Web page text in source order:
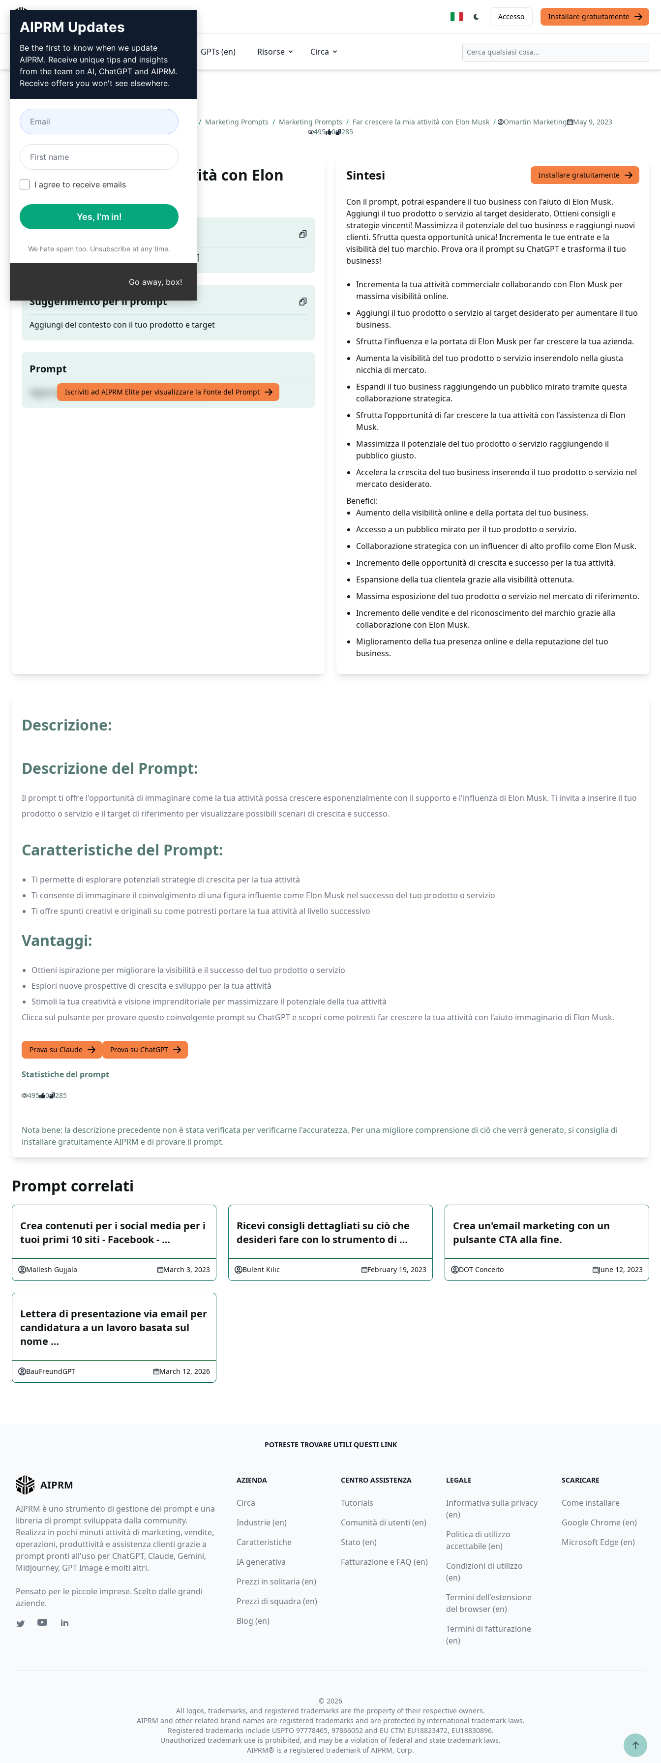
Accesso Installare gratuitamente
Prodotti Prezzi Suggerimenti GPTs (en) Risorse Circa
Prompt dell’intelligenza artificiale / Marketing Prompts / Marketing Prompts / Far crescere la mia attività con Elon Musk / Omartin Marketing
May 9, 2023
495
0 285
Far crescere la mia attività con Elon
Musk
Aggiungi il tuo [prodotto O servizio] a [target]
Suggerimento per il prompt
Aggiungi del contesto con il tuo prodotto e target
Prompt
Aggiungi il tuo [prodotto O servizio] a [target]
Iscriviti ad AIPRM Elite per visualizzare la Fonte del Prompt
Sintesi Installare gratuitamente
Con il prompt, potrai espandere il tuo business con l'aiuto di Elon Musk.
Aggiungi il tuo prodotto o servizio al target desiderato. Ottieni consigli e
strategie vincenti! Massimizza il potenziale del tuo business e raggiungi nuovi
clienti. Sfrutta questa opportunità unica! Incrementa le tue entrate e la
visibilità del tuo marchio. Prova ora il prompt su ChatGPT e trasforma il tuo
business!
Incrementa la tua attività commerciale collaborando con Elon Musk per
massima visibilità online.
Aggiungi il tuo prodotto o servizio al target desiderato per aumentare il tuo
business.
Sfrutta l'influenza e la portata di Elon Musk per far crescere la tua azienda.
Aumenta la visibilità del tuo prodotto o servizio inserendolo nella giusta
nicchia di mercato.
Espandi il tuo business raggiungendo un pubblico mirato tramite questa
collaborazione strategica.
Sfrutta l'opportunità di far crescere la tua attività con l'assistenza di Elon
Musk.
Massimizza il potenziale del tuo prodotto o servizio raggiungendo il
pubblico giusto.
Accelera la crescita del tuo business inserendo il tuo prodotto o servizio nel
mercato desiderato.
Benefici:
Aumento della visibilità online e della portata del tuo business.
Accesso a un pubblico mirato per il tuo prodotto o servizio.
Collaborazione strategica con un influencer di alto profilo come Elon Musk.
Incremento delle opportunità di crescita e successo per la tua attività.
Espansione della tua clientela grazie alla visibilità ottenuta.
Massima esposizione del tuo prodotto o servizio nel mercato di riferimento.
Incremento delle vendite e del riconoscimento del marchio grazie alla
collaborazione con Elon Musk.
Miglioramento della tua presenza online e della reputazione del tuo
business.
Descrizione:
Descrizione del Prompt:
Il prompt ti offre l'opportunità di immaginare come la tua attività possa crescere esponenzialmente con il supporto e l'influenza di Elon Musk. Ti invita a inserire il tuo
prodotto o servizio e il target di riferimento per visualizzare possibili scenari di crescita e successo.
Caratteristiche del Prompt:
Ti permette di esplorare potenziali strategie di crescita per la tua attività
Ti consente di immaginare il coinvolgimento di una figura influente come Elon Musk nel successo del tuo prodotto o servizio
Ti offre spunti creativi e originali su come potresti portare la tua attività al livello successivo
Vantaggi:
Ottieni ispirazione per migliorare la visibilità e il successo del tuo prodotto o servizio
Esplori nuove prospettive di crescita e sviluppo per la tua attività
Stimoli la tua creatività e visione imprenditoriale per massimizzare il potenziale della tua attività
Clicca sul pulsante per provare questo coinvolgente prompt su ChatGPT e scopri come potresti far crescere la tua attività con l'aiuto immaginario di Elon Musk.
Prova su Claude Prova su ChatGPT
Statistiche del prompt
495 0 285
Nota bene: la descrizione precedente non è stata verificata per verificarne l'accuratezza. Per una migliore comprensione di ciò che verrà generato, si consiglia di
installare gratuitamente AIPRM e di provare il prompt.
Prompt correlati
Crea contenuti per i social media per i
tuoi primi 10 siti - Facebook - …
Mallesh Gujjala March 3, 2023
Ricevi consigli dettagliati su ciò che
desideri fare con lo strumento di …
Bulent Kilic February 19, 2023
Crea un'email marketing con un
pulsante CTA alla fine.
DOT Conceito June 12, 2023
Lettera di presentazione via email per
candidatura a un lavoro basata sul
nome …
BauFreundGPT March 12, 2026
POTRESTE TROVARE UTILI QUESTI LINK
AIPRM
AIPRM è uno strumento di gestione dei prompt e una
libreria di prompt sviluppata dalla community.
Realizza in pochi minuti attività di marketing, vendite,
operazioni, produttività e assistenza clienti grazie a
prompt pronti all'uso per ChatGPT, Claude, Gemini,
Midjourney, GPT Image e molti altri.
Pensato per le piccole imprese. Scelto dalle grandi
aziende.
AZIENDA
Circa
Industrie (en)
Caratteristiche
IA generativa
Prezzi in solitaria (en)
Prezzi di squadra (en)
Blog (en)
CENTRO ASSISTENZA
Tutorials
Comunità di utenti (en)
Stato (en)
Fatturazione e FAQ (en)
LEGALE
Informativa sulla privacy
(en)
Politica di utilizzo
accettabile (en)
Condizioni di utilizzo
(en)
Termini dell'estensione
del browser (en)
Termini di fatturazione
(en)
SCARICARE
Come installare
Google Chrome (en)
Microsoft Edge (en)
© 2026
All logos, trademarks, and registered trademarks are the property of their respective owners.
AIPRM and other related brand names are registered trademarks and are protected by international trademark laws.
Registered trademarks include USPTO 97778465, 97866052 and EU CTM EU18823472, EU18830896.
Unauthorized trademark use is prohibited, and may be a violation of federal and state trademark laws.
AIPRM® is a registered trademark of AIPRM, Corp.
↑
AIPRM Updates
Be the first to know when we update
AIPRM. Receive unique tips and insights
from the team on AI, ChatGPT and AIPRM.
Receive offers you won't see elsewhere.
I agree to receive emails
Yes, I'm in!
We hate spam too. Unsubscribe at any time.
Go away, box!